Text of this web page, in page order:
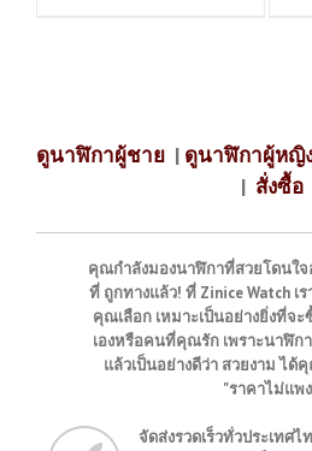
ดูนาฬิกาผู้ชาย | ดูนาฬิกาผู้หญิ
| สั่งซื้อ
คุณกำลังมองนาฬิกาที่สวยโดนใ
ที่ ถูกทางแล้ว! ที่ Zinice Watch
คุณเลือก เหมาะเป็นอย่างยิ่งที่จ
เองหรือคนที่คุณรัก เพราะนาฬิก
แล้วเป็นอย่างดีว่า สวยงาม ไ
"ราคาไม่แพ
จัดส่งรวดเร็วทั่วประเทศไ